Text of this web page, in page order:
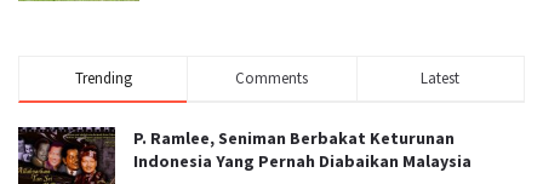
Trending Comments Latest
P. Ramlee, Seniman Berbakat Keturunan
Indonesia Yang Pernah Diabaikan Malaysia